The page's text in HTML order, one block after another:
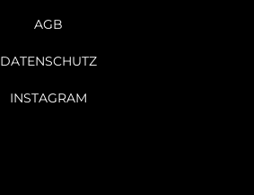
AGB
DATENSCHUTZ
INSTAGRAM